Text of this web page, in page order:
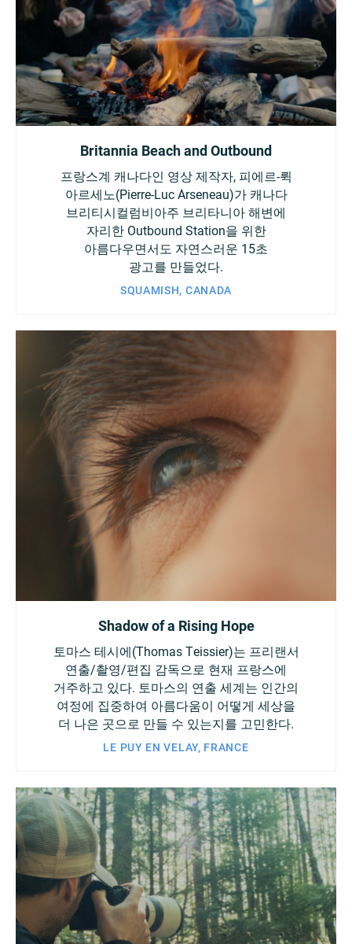
Britannia Beach and Outbound
프랑스계 캐나다인 영상 제작자, 피에르-뤽
아르세노(Pierre-Luc Arseneau)가 캐나다
브리티시컬럼비아주 브리타니아 해변에
자리한 Outbound Station을 위한
아름다우면서도 자연스러운 15초
광고를 만들었다.
SQUAMISH, CANADA
Shadow of a Rising Hope
토마스 테시에(Thomas Teissier)는 프리랜서
연출/촬영/편집 감독으로 현재 프랑스에
거주하고 있다. 토마스의 연출 세계는 인간의
여정에 집중하여 아름다움이 어떻게 세상을
더 나은 곳으로 만들 수 있는지를 고민한다.
LE PUY EN VELAY, FRANCE